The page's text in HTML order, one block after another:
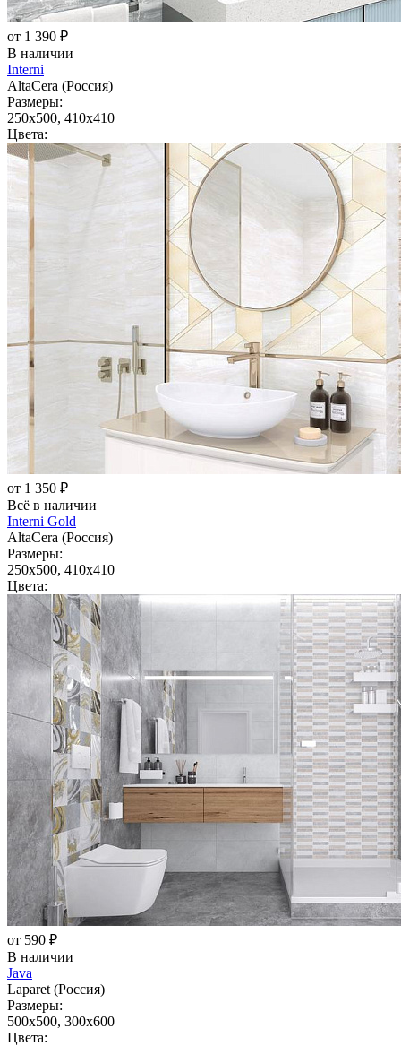
от 1 390 ₽
В наличии
Interni
AltaCera (Россия)
Размеры:
250x500, 410x410
Цвета:
от 1 350 ₽
Всё в наличии
Interni Gold
AltaCera (Россия)
Размеры:
250x500, 410x410
Цвета:
от 590 ₽
В наличии
Java
Laparet (Россия)
Размеры:
500x500, 300x600
Цвета: